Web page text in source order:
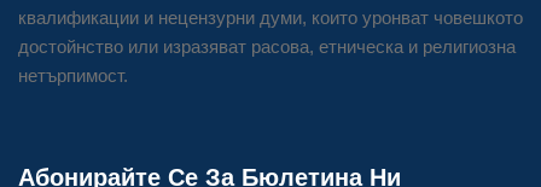
квалификации и нецензурни думи, които уронват човешкото
достойнство или изразяват расова, етническа и религиозна
нетърпимост.
Абонирайте Се За Бюлетина Ни